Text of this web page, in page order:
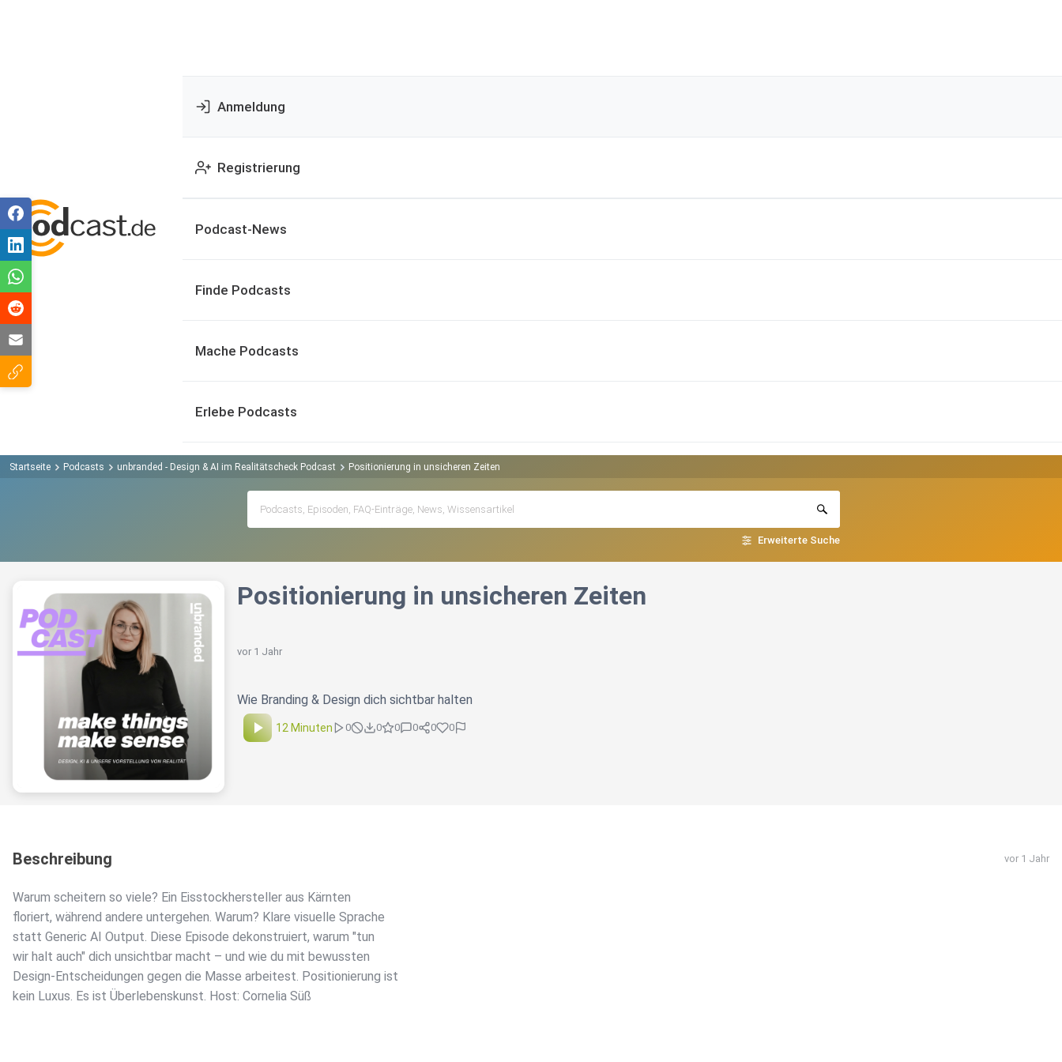
Anmeldung
Registrierung
Podcast-News
Finde Podcasts
Mache Podcasts
Erlebe Podcasts
Startseite Podcasts unbranded - Design & AI im Realitätscheck Podcast Positionierung in unsicheren Zeiten
Erweiterte Suche
Positionierung in unsicheren Zeiten
vor 1 Jahr
Wie Branding & Design dich sichtbar halten
12 Minuten 0 0 0 0 0 0
Beschreibung vor 1 Jahr
Warum scheitern so viele? Ein Eisstockhersteller aus Kärnten
floriert, während andere untergehen. Warum? Klare visuelle Sprache
statt Generic AI Output. Diese Episode dekonstruiert, warum "tun
wir halt auch" dich unsichtbar macht – und wie du mit bewussten
Design-Entscheidungen gegen die Masse arbeitest. Positionierung ist
kein Luxus. Es ist Überlebenskunst. Host: Cornelia Süß